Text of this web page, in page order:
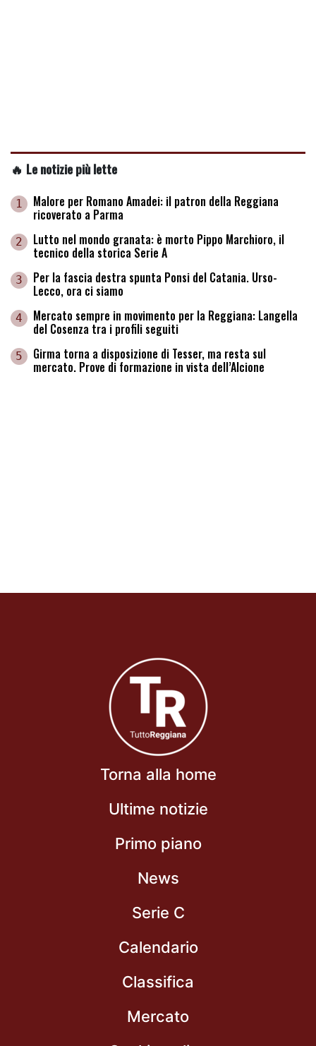
🔥 Le notizie più lette
1 Malore per Romano Amadei: il patron della Reggiana
ricoverato a Parma
2 Lutto nel mondo granata: è morto Pippo Marchioro, il
tecnico della storica Serie A
3 Per la fascia destra spunta Ponsi del Catania. Urso-
Lecco, ora ci siamo
4 Mercato sempre in movimento per la Reggiana: Langella
del Cosenza tra i profili seguiti
5 Girma torna a disposizione di Tesser, ma resta sul
mercato. Prove di formazione in vista dell’Alcione
Torna alla home
Ultime notizie
Primo piano
News
Serie C
Calendario
Classifica
Mercato